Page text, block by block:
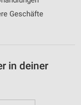
Geschäfte
in deiner